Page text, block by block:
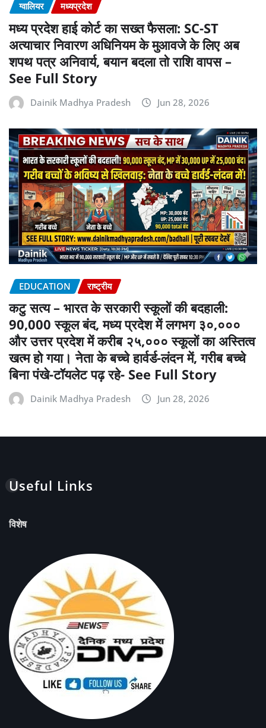
ग्वालियर मध्यप्रदेश
मध्य प्रदेश हाई कोर्ट का सख्त फैसला: SC-ST
अत्याचार निवारण अधिनियम के मुआवजे के लिए अब
शपथ पत्र अनिवार्य, बयान बदला तो राशि वापस –
See Full Story
Dainik Madhya Pradesh Jun 28, 2026
EDUCATION राष्ट्रीय
कटु सत्य – भारत के सरकारी स्कूलों की बदहाली:
90,000 स्कूल बंद, मध्य प्रदेश में लगभग ३०,०००
और उत्तर प्रदेश में करीब २५,००० स्कूलों का अस्तित्व
खत्म हो गया। नेता के बच्चे हार्वर्ड-लंदन में, गरीब बच्चे
बिना पंखे-टॉयलेट पढ़ रहे- See Full Story
Dainik Madhya Pradesh Jun 28, 2026
Useful Links
विशेष